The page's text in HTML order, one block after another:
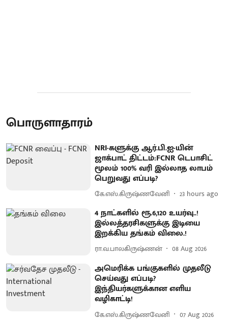
பொருளாதாரம்
NRI-களுக்கு ஆர்.பி.ஐ-யின்
ஜாக்பாட் திட்டம்:FCNR டெபாசிட்
மூலம் 100% வரி இல்லாத லாபம்
பெறுவது எப்படி?
கே.எஸ்.கிருஷ்ணவேனி 23 hours ago
4 நாட்களில் ரூ.6,120 உயர்வு..!
இல்லத்தரசிகளுக்கு இடியை
இறக்கிய தங்கம் விலை.!
ரா.வ.பாலகிருஷ்ணன் 08 Aug 2026
அமெரிக்க பங்குகளில் முதலீடு
செய்வது எப்படி?
இந்தியர்களுக்கான எளிய
வழிகாட்டி!
கே.எஸ்.கிருஷ்ணவேனி 07 Aug 2026